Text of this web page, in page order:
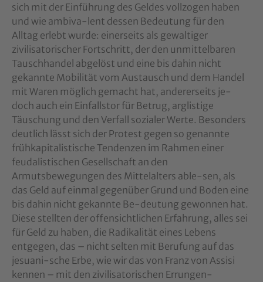
sich mit der Einführung des Geldes vollzogen haben
und wie ambiva-lent dessen Bedeutung für den
Alltag erlebt wurde: einerseits als gewaltiger
zivilisatorischer Fortschritt, der den unmittelbaren
Tauschhandel abgelöst und eine bis dahin nicht
gekannte Mobilität vom Austausch und dem Handel
mit Waren möglich gemacht hat, andererseits je-
doch auch ein Einfallstor für Betrug, arglistige
Täuschung und den Verfall sozialer Werte. Besonders
deutlich lässt sich der Protest gegen so genannte
frühkapitalistische Tendenzen im Rahmen einer
feudalistischen Gesellschaft an den
Armutsbewegungen des Mittelalters able-sen, als
das Geld auf einmal gegenüber Grund und Boden eine
bis dahin nicht gekannte Be-deutung gewonnen hat.
Diese stellten der offensichtlichen Erfahrung, alles sei
für Geld zu haben, die Radikalität eines Lebens
entgegen, das – nicht selten mit Berufung auf das
jesuani-sche Erbe, wie wir das von Franz von Assisi
kennen – mit den zivilisatorischen Errungen-